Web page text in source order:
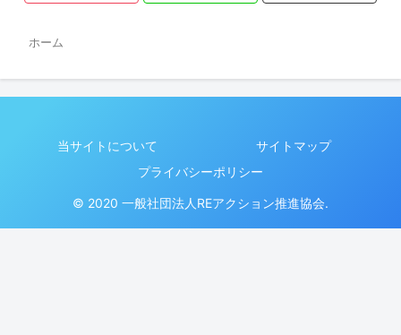
ホーム
当サイトについて
サイトマップ
プライバシーポリシー
© 2020 一般社団法人REアクション推進協会.